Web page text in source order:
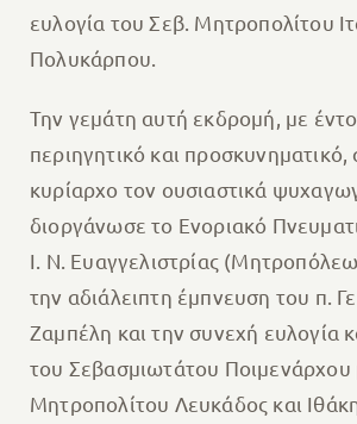
ευλογία του Σεβ. Μητροπολίτου
Πολυκάρπου.
Την γεμάτη αυτή εκδρομή, με
περιηγητικό και προσκυνηματικό,
κυρίαρχο τον ουσιαστικά
διοργάνωσε το Ενοριακό
Ι. Ν. Ευαγγελιστρίας
την αδιάλειπτη έμπνευση του π.
Ζαμπέλη και την συνεχή ευλογία
του Σεβασμιωτάτου Ποιμενάρχου
Μητροπολίτου Λευκάδος και